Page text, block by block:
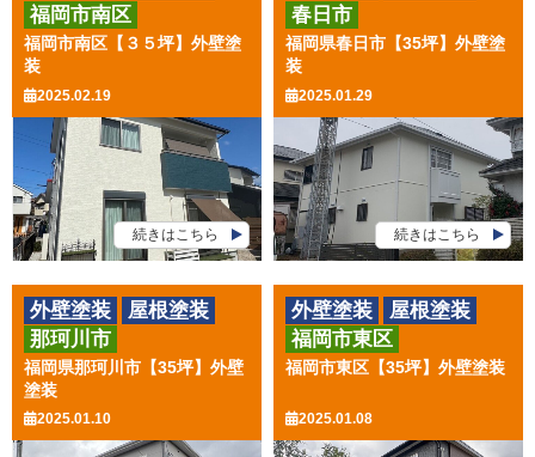
福岡市南区【３５坪】外壁塗
装
2025.02.19
続きはこちら
その他工事
福岡市南区
福岡県春日市【35坪】外壁塗
装
2025.01.29
続きはこちら
その他工事
春日市
福岡県那珂川市【35坪】外壁
塗装
2025.01.10
外壁塗装
屋根塗装
その他工事
那珂川市
福岡市東区【35坪】外壁塗装
2025.01.08
外壁塗装
屋根塗装
その他工事
福岡市東区